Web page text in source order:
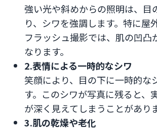
強い光や斜めからの照明は、目
り、シワを強調します。特に屋
フラッシュ撮影では、肌の凹凸
なります。
2.表情による一時的なシワ
笑顔により、目の下に一時的な
す。このシワが写真に残ると、
が深く見えてしまうことがあり
3.肌の乾燥や老化